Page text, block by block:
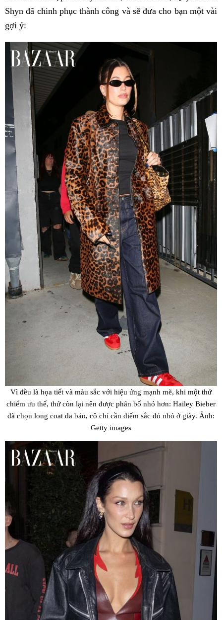
Shyn đã chinh phục thành công và sẽ đưa cho bạn một vài
gợi ý:
Vì đều là họa tiết và màu sắc với hiệu ứng mạnh mẽ, khi một thứ
chiếm ưu thế, thứ còn lại nên được phân bổ nhỏ hơn: Hailey Bieber
đã chọn long coat da báo, cô chỉ cần điểm sắc đỏ nhỏ ở giày. Ảnh:
Getty images